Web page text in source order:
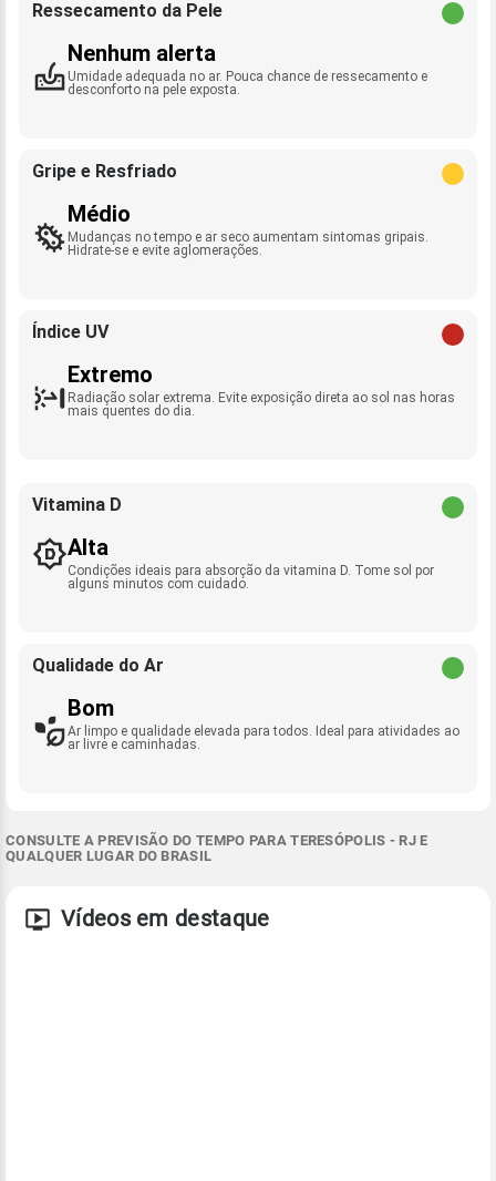
Ressecamento da Pele
Nenhum alerta
Umidade adequada no ar. Pouca chance de ressecamento e
desconforto na pele exposta.
Gripe e Resfriado
Médio
Mudanças no tempo e ar seco aumentam sintomas gripais.
Hidrate-se e evite aglomerações.
Índice UV
Extremo
Radiação solar extrema. Evite exposição direta ao sol nas horas
mais quentes do dia.
Vitamina D
Alta
Condições ideais para absorção da vitamina D. Tome sol por
alguns minutos com cuidado.
Qualidade do Ar
Bom
Ar limpo e qualidade elevada para todos. Ideal para atividades ao
ar livre e caminhadas.
CONSULTE A PREVISÃO DO TEMPO PARA TERESÓPOLIS - RJ E
QUALQUER LUGAR DO BRASIL
Vídeos em destaque